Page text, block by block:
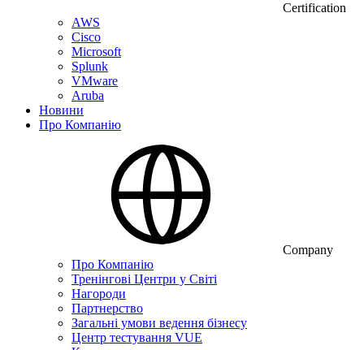
Certification
AWS
Cisco
Microsoft
Splunk
VMware
Aruba
Новини
Про Компанію
Company
Про Компанію
Тренінгові Центри у Світі
Нагороди
Партнерство
Загальні умови ведення бізнесу
Центр тестування VUE